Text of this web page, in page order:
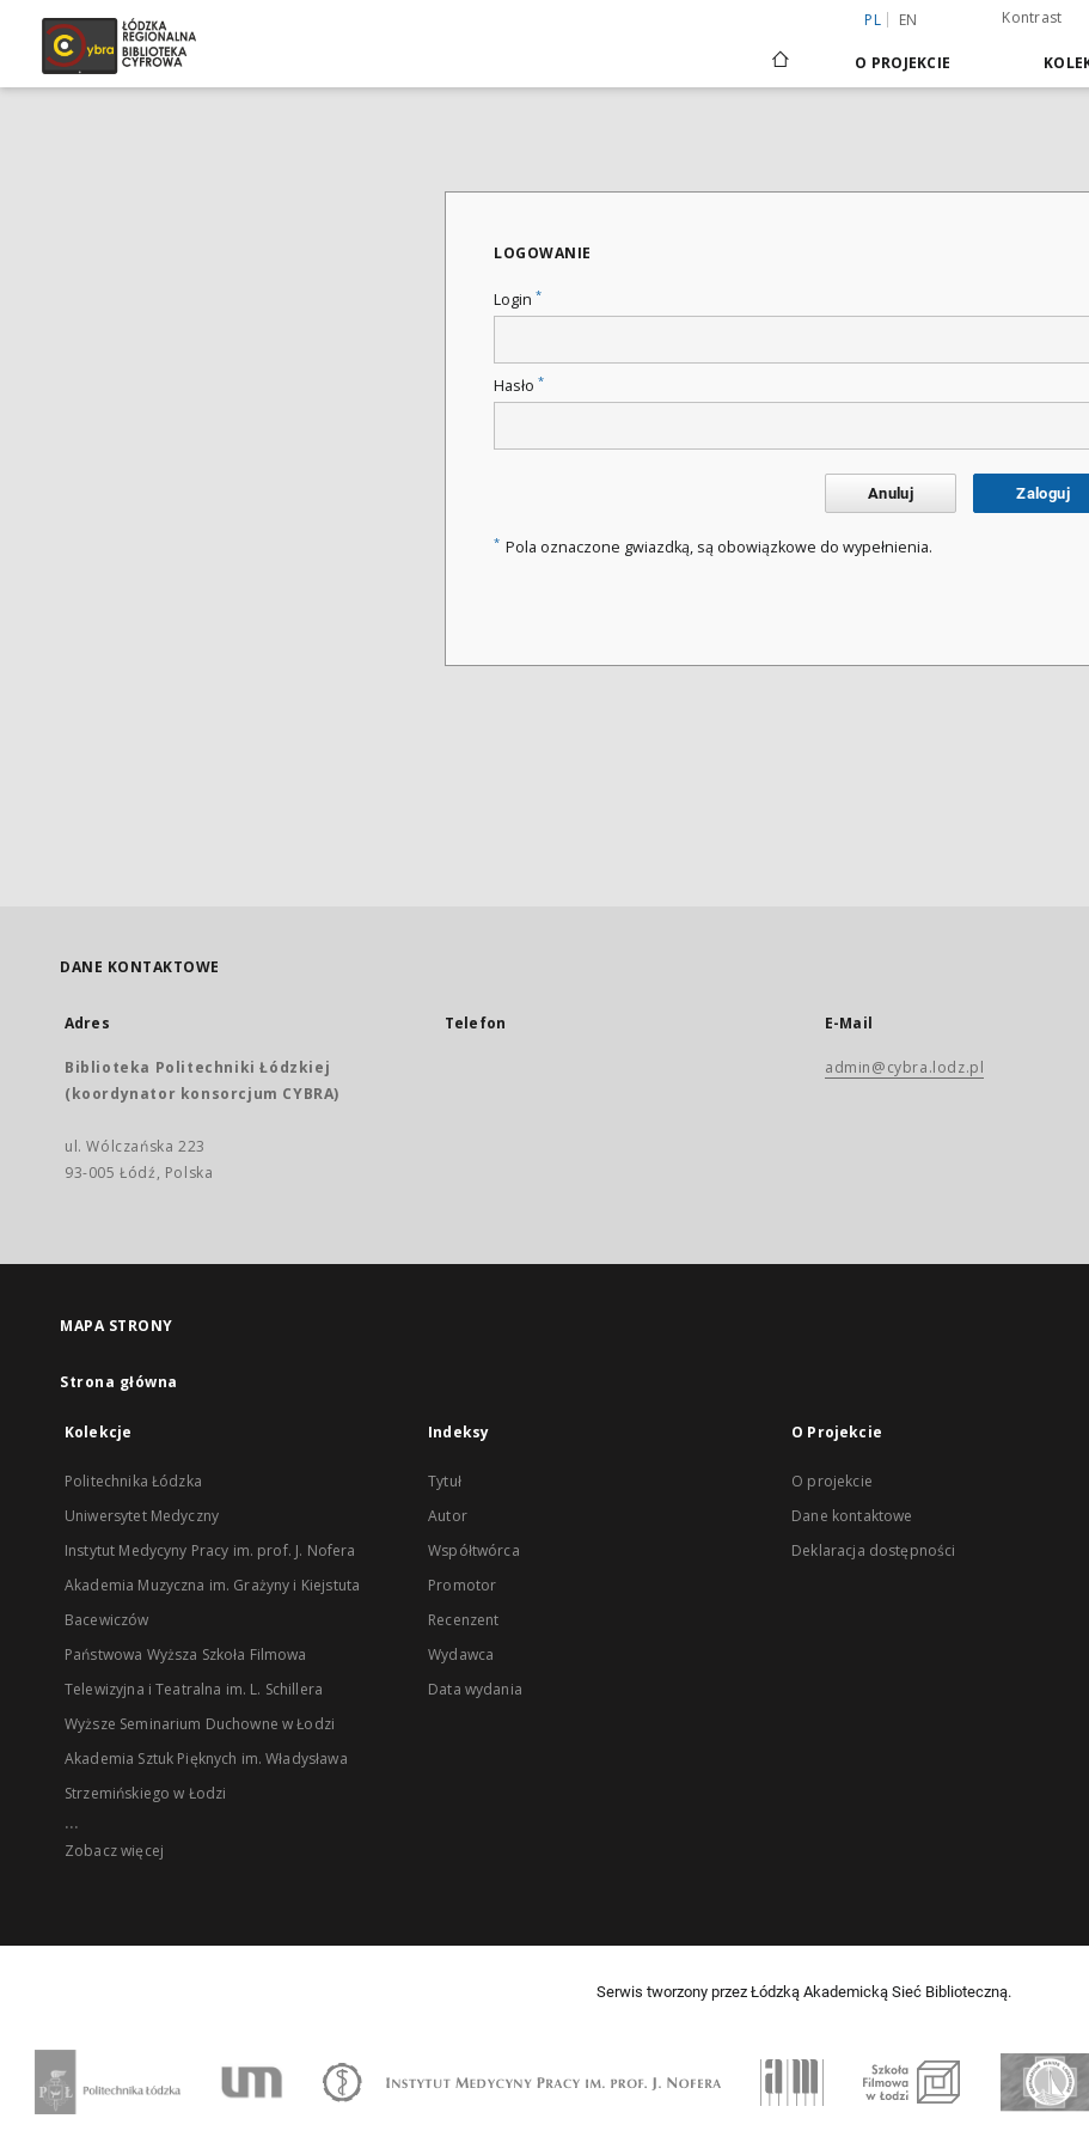
PL EN Kontrast
O PROJEKCIE
LOGOWANIE
Login *
Hasło *
Anuluj Zaloguj
* Pola oznaczone gwiazdką, są obowiązkowe do wypełnienia.
DANE KONTAKTOWE
Adres
Biblioteka Politechniki Łódzkiej
(koordynator konsorcjum CYBRA)
ul. Wólczańska 223
93-005 Łódź, Polska
Telefon E-Mail
admin@cybra.lodz.pl
MAPA STRONY
Strona główna
Kolekcje
Politechnika Łódzka
Uniwersytet Medyczny
Instytut Medycyny Pracy im. prof. J. Nofera
Akademia Muzyczna im. Grażyny i Kiejstuta
Bacewiczów
Państwowa Wyższa Szkoła Filmowa
Telewizyjna i Teatralna im. L. Schillera
Wyższe Seminarium Duchowne w Łodzi
Akademia Sztuk Pięknych im. Władysława
Strzemińskiego w Łodzi
...
Zobacz więcej
Indeksy
Tytuł
Autor
Współtwórca
Promotor
Recenzent
Wydawca
Data wydania
O Projekcie
O projekcie
Dane kontaktowe
Deklaracja dostępności
Serwis tworzony przez Łódzką Akademicką Sieć Biblioteczną.